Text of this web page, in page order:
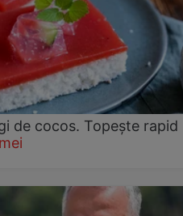
de cocos. Topește rapid